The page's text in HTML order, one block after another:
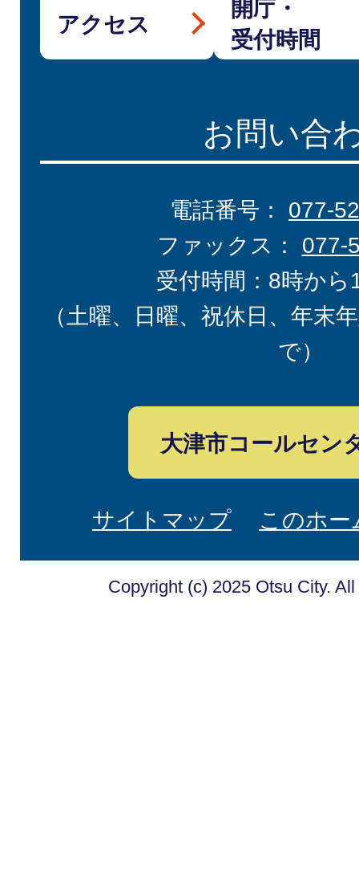
アクセス
開庁・
受付時間
お問い合
電話番号： 077-
ファックス： 077-
受付時間：8時から
（土曜、日曜、祝休日、年末
で）
大津市コールセン
サイトマップ このホ
Copyright (c) 2025 Otsu City.